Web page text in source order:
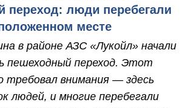
переход: люди перебегали
месте
в районе АЗС «Лукойл» начали
пешеходный переход. Этот
требовал внимания — здесь
людей, и многие перебегали